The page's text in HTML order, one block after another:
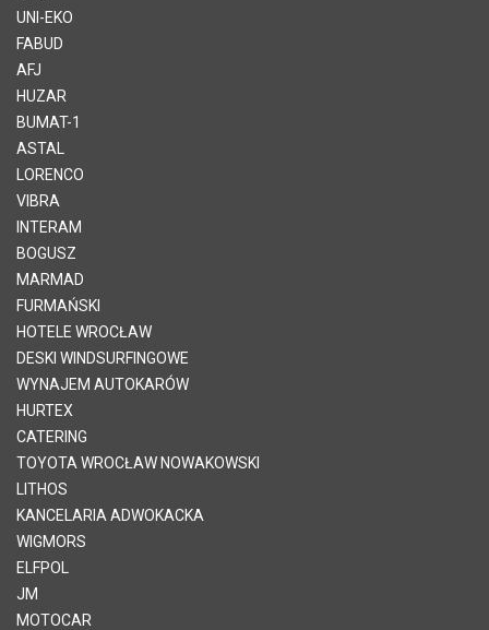
UNI-EKO
FABUD
AFJ
HUZAR
BUMAT-1
ASTAL
LORENCO
VIBRA
INTERAM
BOGUSZ
MARMAD
FURMAŃSKI
HOTELE WROCŁAW
DESKI WINDSURFINGOWE
WYNAJEM AUTOKARÓW
HURTEX
CATERING
TOYOTA WROCŁAW NOWAKOWSKI
LITHOS
KANCELARIA ADWOKACKA
WIGMORS
ELFPOL
JM
MOTOCAR